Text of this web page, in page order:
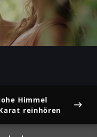
03:22
Mute
Himmel
reinhören